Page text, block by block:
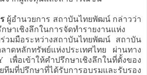
ผู้อำนวยการ สถาบันไทยพัฒน์ กล่าวว่า
ษาเชิงลึกในการจัดทำรายงานแห่ง
วมมือระหว่างสถาบันไทยพัฒน์ สถาบัน
าดหลักทรัพย์แห่งประเทศไทย ผ่านทาง
พื่อเข้าให้คำปรึกษาเชิงลึกในที่ตั้งของ
ทีมที่ปรึกษาที่ได้รับการอบรมและรับรอง